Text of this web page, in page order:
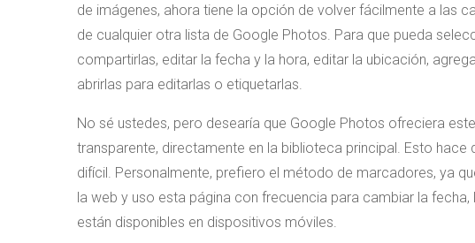
de imágenes, ahora tiene la opción de volver fácilmente a las
de cualquier otra lista de Google Photos. Para que pueda
compartirlas, editar la fecha y la hora, editar la ubicación,
abrirlas para editarlas o etiquetarlas.
No sé ustedes, pero desearía que Google Photos ofreciera
transparente, directamente en la biblioteca principal. Esto
difícil. Personalmente, prefiero el método de marcadores, ya
la web y uso esta página con frecuencia para cambiar la
están disponibles en dispositivos móviles.